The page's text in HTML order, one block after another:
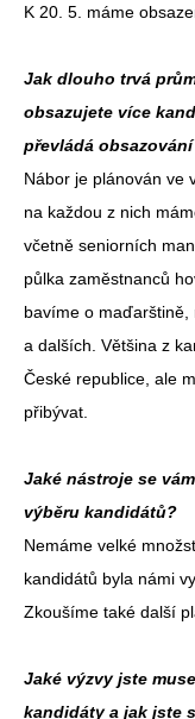
K 20. 5. máme
Jak dlouho trvá
obsazujete více
převládá
Nábor je plánován ve
na každou z nich
včetně seniorních
půlka zaměstnanců
bavíme o maďarštině,
a dalších. Většina z
České republice, ale
přibývat.
Jaké nástroje se
výběru kandidátů?
Nemáme velké
kandidátů byla námi
Zkoušíme také další
Jaké výzvy jste
kandidáty a jak jste